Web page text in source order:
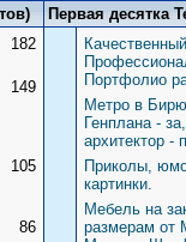
Первая десятка
182
149
105
86
Портфолио
Метро в
Генплана -
архитектор -
Приколы,
картинки.
Мебель на
размерам